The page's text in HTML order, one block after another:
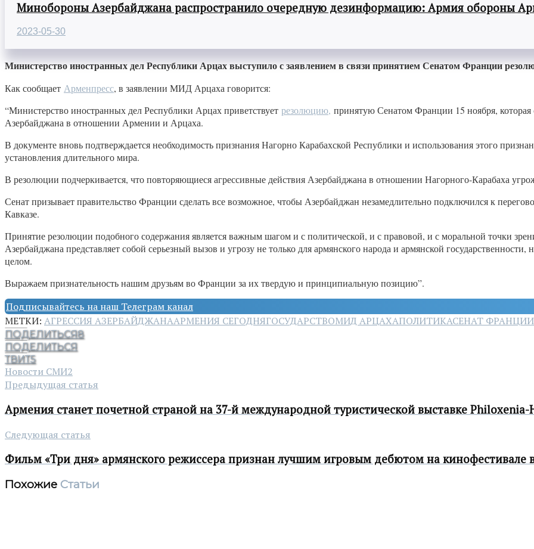
Минобороны Азербайджана распространило очередную дезинформацию: Армия обороны
2023-05-30
Министерство иностранных дел Республики Арцах выступило с заявлением в связи принятием Сенатом Франции
Как сообщает Арменпресс, в заявлении МИД Арцаха говорится:
“Министерство иностранных дел Республики Арцах приветствует резолюцию, принятую Сенатом Франции 15 ноября,
Азербайджана в отношении Армении и Арцаха.
В документе вновь подтверждается необходимость признания Нагорно Карабахской Республики и использования этого
установления длительного мира.
В резолюции подчеркивается, что повторяющиеся агрессивные действия Азербайджана в отношении Нагорного-Карабаха
Сенат призывает правительство Франции сделать все возможное, чтобы Азербайджан незамедлительно подключился к
Кавказе.
Принятие резолюции подобного содержания является важным шагом и с политической, и с правовой, и с моральной точки
Азербайджана представляет собой серьезный вызов и угрозу не только для армянского народа и армянской
целом.
Выражаем признательность нашим друзьям во Франции за их твердую и принципиальную позицию”.
Подписывайтесь на наш Телеграм канал
МЕТКИ: АГРЕССИЯ АЗЕРБАЙДЖАНААРМЕНИЯ СЕГОДНЯГОСУДАРСТВОМИД АРЦАХАПОЛИТИКАСЕНАТ ФРАНЦИИ
ПОДЕЛИТЬСЯ8
ПОДЕЛИТЬСЯ
ТВИТ5
Новости СМИ2
Предыдущая статья
Армения станет почетной страной на 37-й международной туристической выставке
Следующая статья
Фильм «Три дня» армянского режиссера признан лучшим игровым дебютом на кинофестивале
Похожие Статьи